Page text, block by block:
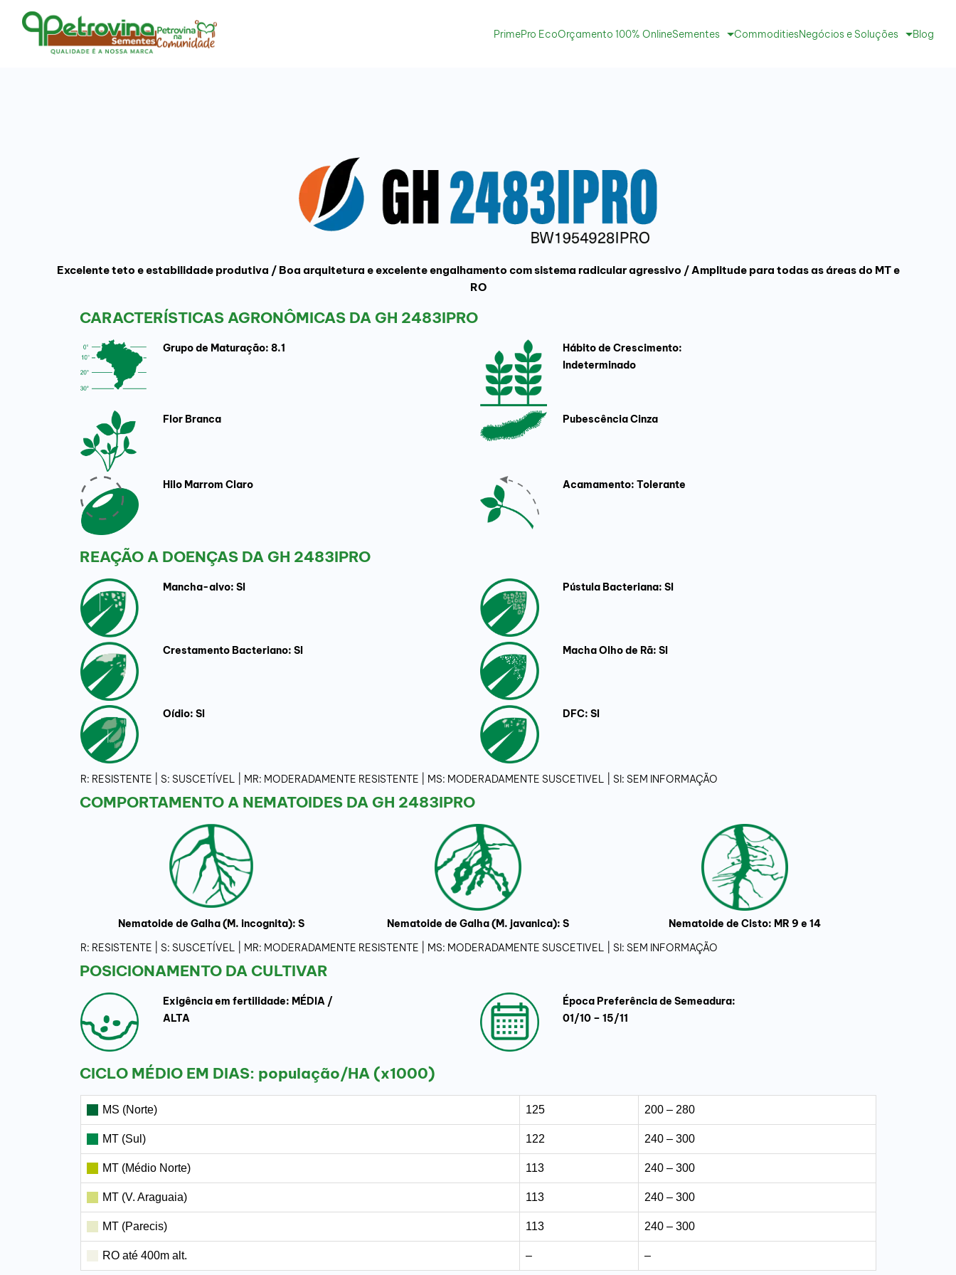
PrimePro EcoOrçamento 100% OnlineSementes CommoditiesNegócios e Soluções Blog
Excelente teto e estabilidade produtiva / Boa arquitetura e excelente engalhamento com sistema radicular agressivo / Amplitude para todas as áreas do MT e
RO
CARACTERÍSTICAS AGRONÔMICAS DA GH 2483IPRO
Grupo de Maturação: 8.1
Hábito de Crescimento:
Indeterminado
Flor Branca Pubescência Cinza
Hilo Marrom Claro Acamamento: Tolerante
REAÇÃO A DOENÇAS DA GH 2483IPRO
Mancha-alvo: SI Pústula Bacteriana: SI
Crestamento Bacteriano: SI Macha Olho de Rã: SI
Oídio: SI DFC: SI
R: RESISTENTE | S: SUSCETÍVEL | MR: MODERADAMENTE RESISTENTE | MS: MODERADAMENTE SUSCETIVEL | SI: SEM INFORMAÇÃO
COMPORTAMENTO A NEMATOIDES DA GH 2483IPRO
Nematoide de Galha (M. incognita): S Nematoide de Galha (M. javanica): S
Nematoide de Cisto: MR 9 e 14
R: RESISTENTE | S: SUSCETÍVEL | MR: MODERADAMENTE RESISTENTE | MS: MODERADAMENTE SUSCETIVEL | SI: SEM INFORMAÇÃO
POSICIONAMENTO DA CULTIVAR
Exigência em fertilidade: MÉDIA /
ALTA
Época Preferência de Semeadura:
01/10 – 15/11
CICLO MÉDIO EM DIAS: população/HA (x1000)
MS (Norte) 125 200 – 280
MT (Sul) 122 240 – 300
MT (Médio Norte) 113 240 – 300
MT (V. Araguaia) 113 240 – 300
MT (Parecis) 113 240 – 300
RO até 400m alt. – –